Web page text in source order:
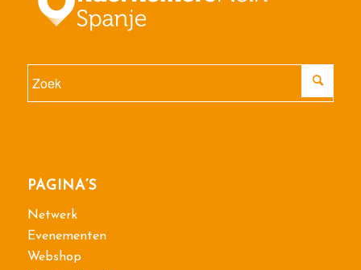
PAGINA’S
Netwerk
Evenementen
Webshop